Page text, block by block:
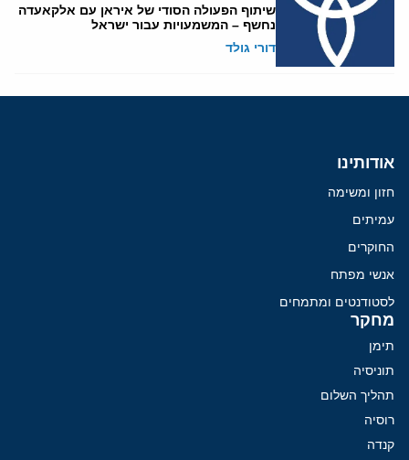
שיתוף הפעולה הסודי של איראן עם אלקאעדה
נחשף – המשמעויות עבור ישראל
דורי גולד
אודותינו
חזון ומשימה
עמיתים
החוקרים
אנשי מפתח
לסטודנטים ומתמחים
מחקר
תימן
תוניסיה
תהליך השלום
רוסיה
קנדה